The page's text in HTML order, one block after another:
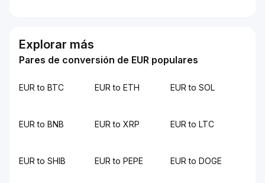
Explorar más
Pares de conversión de EUR populares
EUR to BTC EUR to ETH EUR to SOL
EUR to BNB EUR to XRP EUR to LTC
EUR to SHIB EUR to PEPE EUR to DOGE